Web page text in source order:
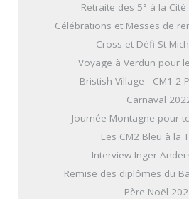
Retraite des 5° à la Cité
Célébrations et Messes de
Cross et Défi St-
Voyage à Verdun pour
Bristish Village - CM1-2
Carnaval
Journée Montagne pour
Les CM2 Bleu à la
Interview Inger
Remise des diplômes du
Père Noël